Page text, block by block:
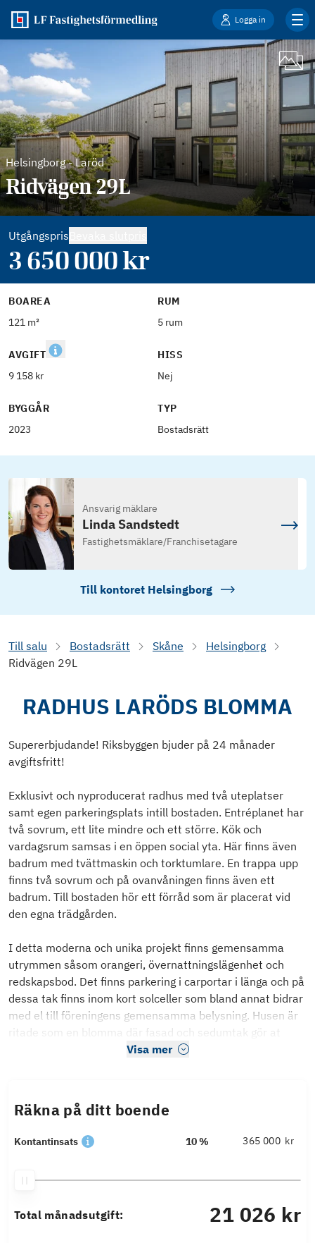
Logga in
Helsingborg-Laröd
Ridvägen 29L
Utgångspris
3 650 000kr
BOAREA
121 m²
RUM
5 rum
AVGIFT
9 158 kr
HISS
Nej
BYGGÅR
2023
TYP
Bostadsrätt
Ansvarig mäklare
Linda Sandstedt
Fastighetsmäklare/Franchisetagare
Till kontoret Helsingborg
Till salu Bostadsrätt Skåne
Helsingborg
Ridvägen 29L
RADHUS LARÖDS BLOMMA
Supererbjudande! Riksbyggen bjuder på 24 månader
avgiftsfritt!
Exklusivt och nyproducerat radhus med två uteplatser
samt egen parkeringsplats intill bostaden. Entréplanet har
två sovrum, ett lite mindre och ett större. Kök och
vardagsrum samsas i en öppen social yta. Här finns även
badrum med tvättmaskin och torktumlare. En trappa upp
finns två sovrum och på ovanvåningen finns även ett
badrum. Till bostaden hör ett förråd som är placerat vid
den egna trädgården.
I detta moderna och unika projekt finns gemensamma
utrymmen såsom orangeri, övernattningslägenhet och
redskapsbod. Det finns parkering i carportar i länga och på
dessa tak finns inom kort solceller som bland annat bidrar
med el till föreningens gemensamma belysning. Husen är
ritade som en blomma där fasad och sedumtak gör at
Visa mer
Räkna på ditt boende
Kontantinsats 10 % kr
Total månadsutgift: 21 026 kr